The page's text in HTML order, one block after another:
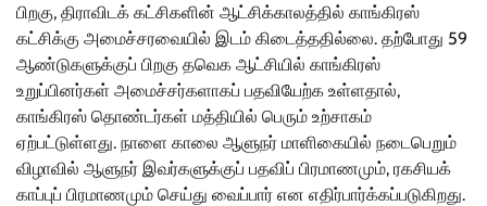
பிறகு, திராவிடக் கட்சிகளின் ஆட்சிக்காலத்தில் காங்கிரஸ்
கட்சிக்கு அமைச்சரவையில் இடம் கிடைத்ததில்லை. தற்போது 59
ஆண்டுகளுக்குப் பிறகு தவெக ஆட்சியில் காங்கிரஸ்
உறுப்பினர்கள் அமைச்சர்களாகப் பதவியேற்க உள்ளதால்,
காங்கிரஸ் தொண்டர்கள் மத்தியில் பெரும் உற்சாகம்
ஏற்பட்டுள்ளது. நாளை காலை ஆளுநர் மாளிகையில் நடைபெறும்
விழாவில் ஆளுநர் இவர்களுக்குப் பதவிப் பிரமாணமும், ரகசியக்
காப்புப் பிரமாணமும் செய்து வைப்பார் என எதிர்பார்க்கப்படுகிறது.